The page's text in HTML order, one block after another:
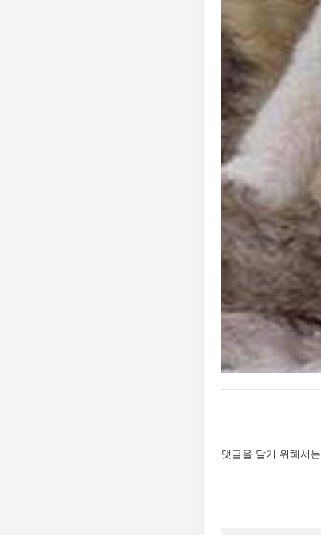
답
글
댓글을 달기 위해서는